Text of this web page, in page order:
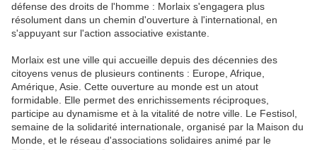
défense des droits de l'homme : Morlaix s'engagera plus
résolument dans un chemin d'ouverture à l'international, en
s'appuyant sur l'action associative existante.
Morlaix est une ville qui accueille depuis des décennies des
citoyens venus de plusieurs continents : Europe, Afrique,
Amérique, Asie. Cette ouverture au monde est un atout
formidable. Elle permet des enrichissements réciproques,
participe au dynamisme et à la vitalité de notre ville. Le Festisol,
semaine de la solidarité internationale, organisé par la Maison du
Monde, et le réseau d'associations solidaires animé par le